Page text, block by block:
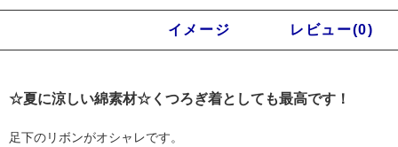
イメージ レビュー(0)
☆夏に涼しい綿素材☆くつろぎ着としても最高です！
足下のリボンがオシャレです。